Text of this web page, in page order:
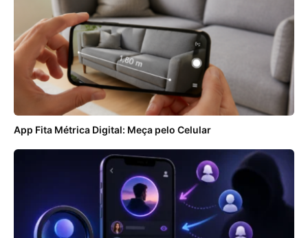
App Fita Métrica Digital: Meça pelo Celular